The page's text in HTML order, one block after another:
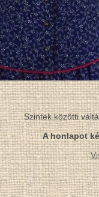
Szintek közötti
A honlapot